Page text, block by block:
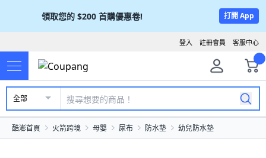
領取您的 $200 首購優惠卷! 打開 App
客服中心
註冊會員
登入
全部
酷澎首頁 火箭跨境 母嬰 尿布 防水墊 幼兒防水墊